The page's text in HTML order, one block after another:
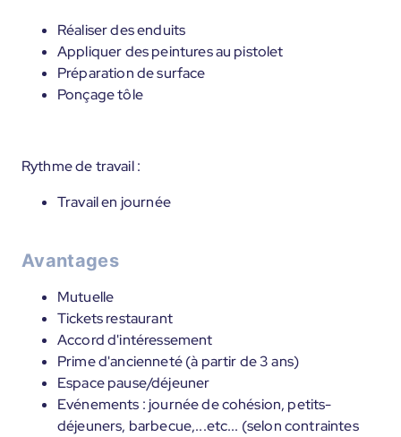
Réaliser des enduits
Appliquer des peintures au pistolet
Préparation de surface
Ponçage tôle
Rythme de travail :
Travail en journée
Avantages
Mutuelle
Tickets restaurant
Accord d'intéressement
Prime d'ancienneté (à partir de 3 ans)
Espace pause/déjeuner
Evénements : journée de cohésion, petits-
déjeuners, barbecue,...etc... (selon contraintes